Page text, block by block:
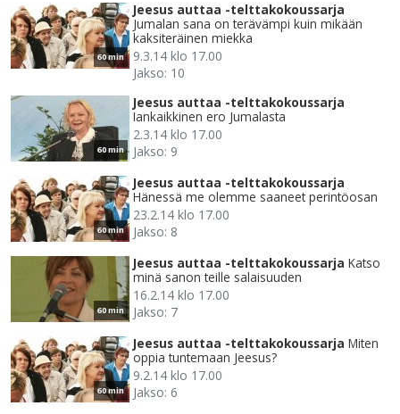
60 min
Jeesus auttaa -telttakokoussarja
Jumalan sana on terävämpi kuin mikään
kaksiteräinen miekka
9.3.14 klo 17.00
Jakso: 10
60 min
Jeesus auttaa -telttakokoussarja
Iankaikkinen ero Jumalasta
2.3.14 klo 17.00
Jakso: 9
60 min
Jeesus auttaa -telttakokoussarja
Hänessä me olemme saaneet perintöosan
23.2.14 klo 17.00
Jakso: 8
60 min
Jeesus auttaa -telttakokoussarja Katso
minä sanon teille salaisuuden
16.2.14 klo 17.00
Jakso: 7
60 min
Jeesus auttaa -telttakokoussarja Miten
oppia tuntemaan Jeesus?
9.2.14 klo 17.00
Jakso: 6